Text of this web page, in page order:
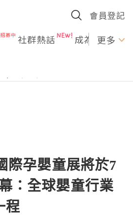
會員登記
社群熱話 成為U更多
際孕嬰童展將於7
：全球嬰童行業
程